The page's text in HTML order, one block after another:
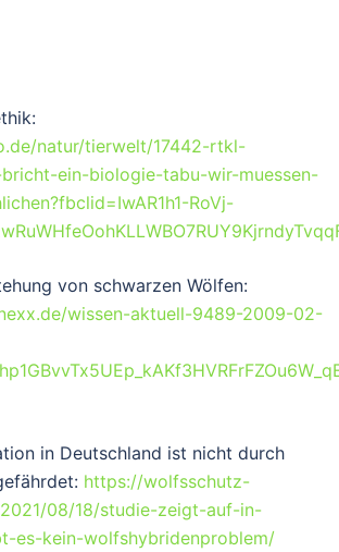
natur/tierwelt/17442-rtkl-
ein-biologie-tabu-wir-muessen-
RoVj-
von schwarzen Wölfen:
wissen-aktuell-9489-2009-02-
in Deutschland ist nicht durch
https://wolfsschutz-
08/18/studie-zeigt-auf-in-
es-kein-wolfshybridenproblem/